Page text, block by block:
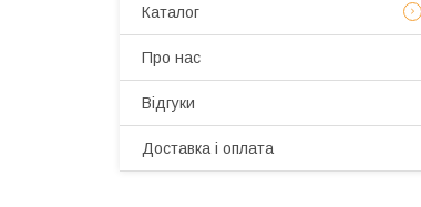
Каталог
Про нас
Відгуки
Доставка і оплата